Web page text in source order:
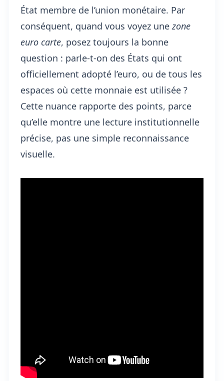
État membre de l’union monétaire. Par
conséquent, quand vous voyez unezone
euro carte, posez toujours la bonne
question : parle-t-on des États qui ont
officiellement adopté l’euro, ou de tous les
espaces où cette monnaie est utilisée ?
Cette nuance rapporte des points, parce
qu’elle montre une lecture institutionnelle
précise, pas une simple reconnaissance
visuelle.